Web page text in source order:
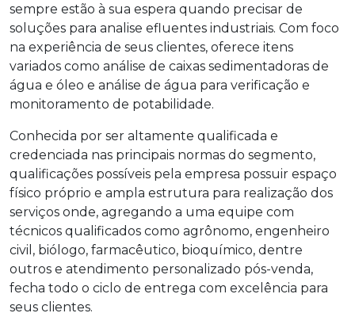
sempre estão à sua espera quando precisar de
soluções para analise efluentes industriais. Com foco
na experiência de seus clientes, oferece itens
variados como análise de caixas sedimentadoras de
água e óleo e análise de água para verificação e
monitoramento de potabilidade.
Conhecida por ser altamente qualificada e
credenciada nas principais normas do segmento,
qualificações possíveis pela empresa possuir espaço
físico próprio e ampla estrutura para realização dos
serviços onde, agregando a uma equipe com
técnicos qualificados como agrônomo, engenheiro
civil, biólogo, farmacêutico, bioquímico, dentre
outros e atendimento personalizado pós-venda,
fecha todo o ciclo de entrega com excelência para
seus clientes.